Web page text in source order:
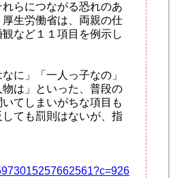
らにつながる恐れのあ
生労働省は、両親の仕
など１１項目を例示し
に」「一人っ子なの」
物は」といった、普段の
てしまいがちな項目も
ても罰則はないが、指